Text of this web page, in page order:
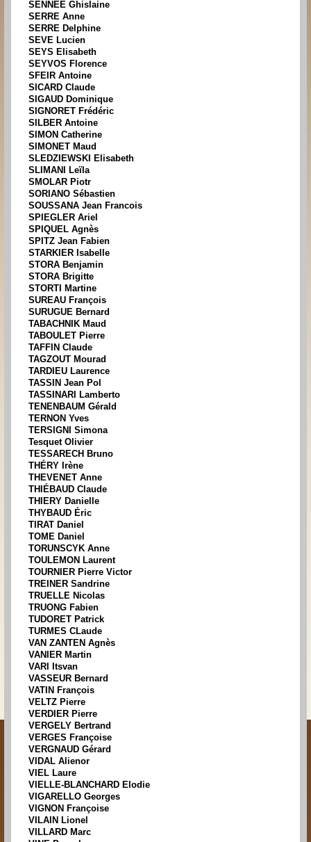
SENNÉE Ghislaine
SERRE Anne
SERRE Delphine
SEVE Lucien
SEYS Elisabeth
SEYVOS Florence
SFEIR Antoine
SICARD Claude
SIGAUD Dominique
SIGNORET Frédéric
SILBER Antoine
SIMON Catherine
SIMONET Maud
SLEDZIEWSKI Elisabeth
SLIMANI Leïla
SMOLAR Piotr
SORIANO Sébastien
SOUSSANA Jean Francois
SPIEGLER Ariel
SPIQUEL Agnès
SPITZ Jean Fabien
STARKIER Isabelle
STORA Benjamin
STORA Brigitte
STORTI Martine
SUREAU François
SURUGUE Bernard
TABACHNIK Maud
TABOULET Pierre
TAFFIN Claude
TAGZOUT Mourad
TARDIEU Laurence
TASSIN Jean Pol
TASSINARI Lamberto
TENENBAUM Gérald
TERNON Yves
TERSIGNI Simona
Tesquet Olivier
TESSARECH Bruno
THÉRY Irène
THEVENET Anne
THIÉBAUD Claude
THIERY Danielle
THYBAUD Éric
TIRAT Daniel
TOME Daniel
TORUNSCYK Anne
TOULEMON Laurent
TOURNIER Pierre Victor
TREINER Sandrine
TRUELLE Nicolas
TRUONG Fabien
TUDORET Patrick
TURMES CLaude
VAN ZANTEN Agnès
VANIER Martin
VARI Itsvan
VASSEUR Bernard
VATIN François
VELTZ Pierre
VERDIER Pierre
VERGELY Bertrand
VERGES Françoise
VERGNAUD Gérard
VIDAL Alienor
VIEL Laure
VIELLE-BLANCHARD Elodie
VIGARELLO Georges
VIGNON Françoise
VILAIN Lionel
VILLARD Marc